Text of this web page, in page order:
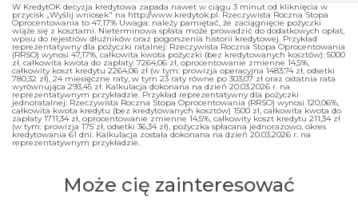
W KredytOK decyzja kredytowa zapada nawet w ciągu 3 minut od kliknięcia w
przycisk „Wyślij wniosek" na http://www.kredytok.pl. Rzeczywista Roczna Stopa
Oprocentowania to 47,17% Uwaga: należy pamiętać, że zaciągnięcie pożyczki
wiąże się z kosztami. Nieterminowa spłata może prowadzić do dodatkowych opłat,
wpisu do rejestrów dłużników oraz pogorszenia historii kredytowej. Przykład
reprezentatywny dla pożyczki ratalnej: Rzeczywista Roczna Stopa Oprocentowania
(RRSO) wynosi 47,17%, całkowita kwota pożyczki (bez kredytowanych kosztów): 5000
zł, całkowita kwota do zapłaty: 7264,06 zł, oprocentowanie zmienne 14,5%,
całkowity koszt kredytu 2264,06 zł (w tym: prowizja operacyjna 1483,74 zł, odsetki
780,32 zł), 24 miesięczne raty, w tym 23 raty równe po 303,07 zł oraz ostatnia rata
wyrównująca 293,45 zł. Kalkulacja dokonana na dzień 20.03.2026 r. na
reprezentatywnym przykładzie. Przykład reprezentatywny dla pożyczki
jednoratalnej: Rzeczywista Roczna Stopa Oprocentowania (RRSO) wynosi 120,06%,
całkowita kwota kredytu (bez kredytowanych kosztów) 1500 zł, całkowita kwota do
zapłaty 1711,34 zł, oprocentowanie zmienne 14,5%, całkowity koszt kredytu 211,34 zł
(w tym: prowizja 175 zł, odsetki 36,34 zł), pożyczka spłacana jednorazowo, okres
kredytowania 61 dni. Kalkulacja została dokonana na dzień 20.03.2026 r. na
reprezentatywnym przykładzie.
Może cię zainteresować